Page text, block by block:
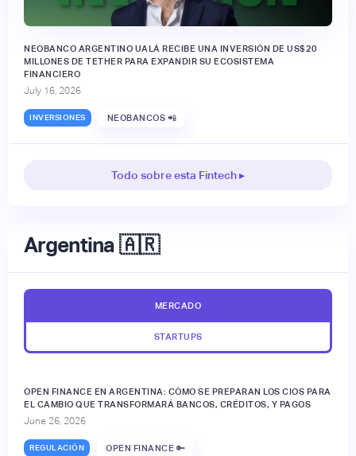
NEOBANCO ARGENTINO UALÁ RECIBE UNA INVERSIÓN DE US$20
MILLONES DE TETHER PARA EXPANDIR SU ECOSISTEMA
FINANCIERO
July 16, 2026
INVERSIONES NEOBANCOS 📲
Todo sobre esta Fintech ▸
Argentina 🇦🇷
MERCADO
STARTUPS
OPEN FINANCE EN ARGENTINA: CÓMO SE PREPARAN LOS CIOS PARA
EL CAMBIO QUE TRANSFORMARÁ BANCOS, CRÉDITOS, Y PAGOS
June 26, 2026
REGULACIÓN OPEN FINANCE 🔑